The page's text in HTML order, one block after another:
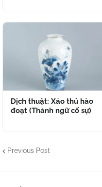
Dịch thuật: Xảo thủ hào
đoạt (Thành ngữ cố sự)
Previous Post